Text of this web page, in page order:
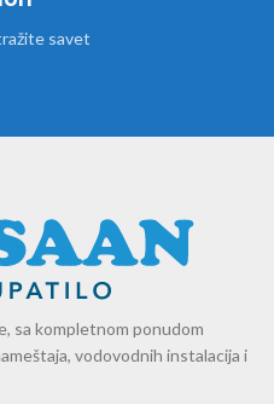
savet
sa kompletnom ponudom
vodovodnih instalacija i